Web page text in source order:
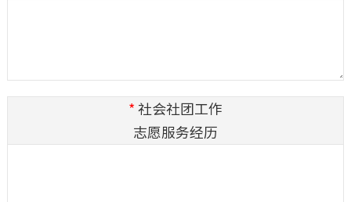
* 社会社团工作
志愿服务经历